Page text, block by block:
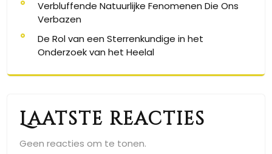
Verbluffende Natuurlijke Fenomenen Die Ons
Verbazen
De Rol van een Sterrenkundige in het
Onderzoek van het Heelal
Laatste reacties
Geen reacties om te tonen.